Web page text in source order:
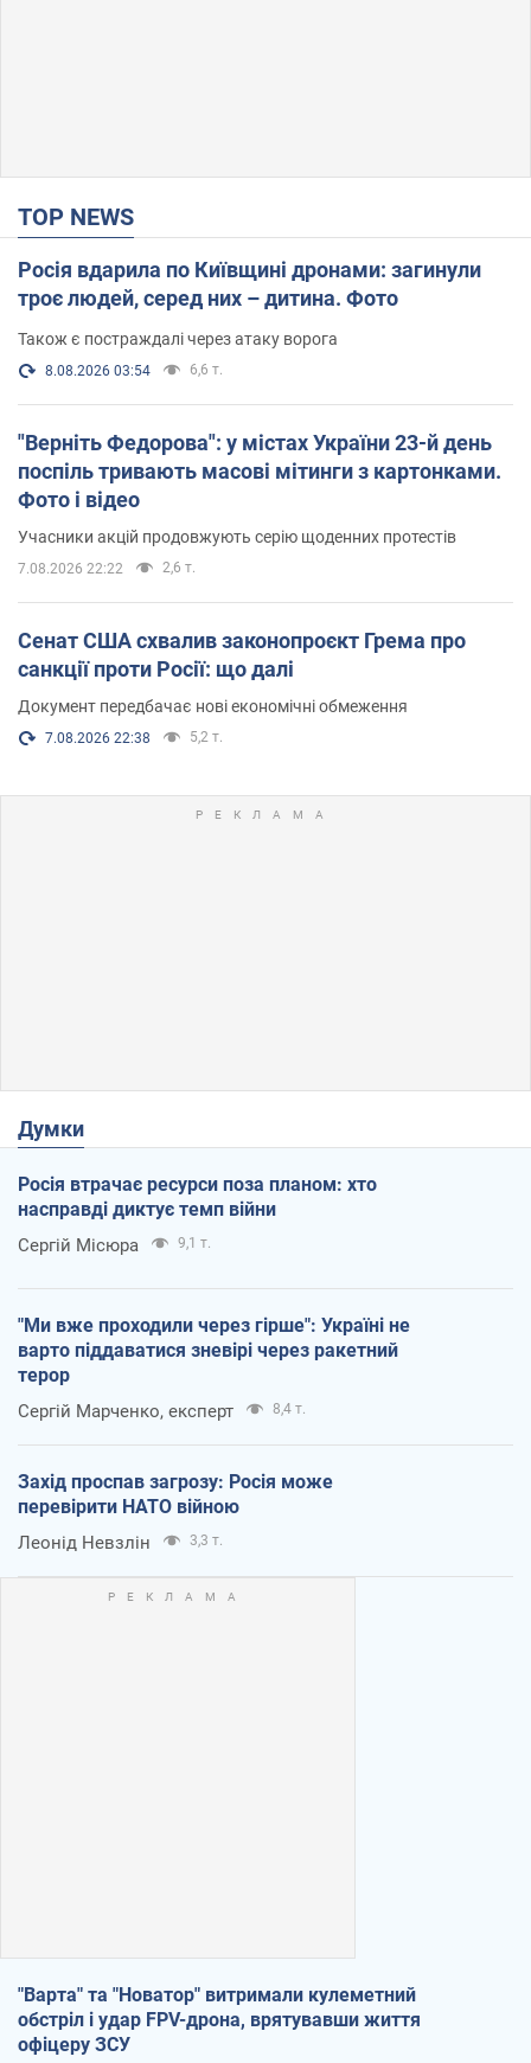
TOP NEWS
Росія вдарила по Київщині дронами: загинули
троє людей, серед них – дитина. Фото
Також є постраждалі через атаку ворога
8.08.2026 03:54 6,6 т.
"Верніть Федорова": у містах України 23-й день
поспіль тривають масові мітинги з картонками.
Фото і відео
Учасники акцій продовжують серію щоденних протестів
7.08.2026 22:22 2,6 т.
Сенат США схвалив законопроєкт Грема про
санкції проти Росії: що далі
Документ передбачає нові економічні обмеження
7.08.2026 22:38 5,2 т.
Думки
Росія втрачає ресурси поза планом: хто
насправді диктує темп війни
Сергій Місюра 9,1 т.
"Ми вже проходили через гірше": Україні не
варто піддаватися зневірі через ракетний
терор
Сергій Марченко, експерт 8,4 т.
Захід проспав загрозу: Росія може
перевірити НАТО війною
Леонід Невзлін 3,3 т.
"Варта" та "Новатор" витримали кулеметний
обстріл і удар FPV-дрона, врятувавши життя
офіцеру ЗСУ